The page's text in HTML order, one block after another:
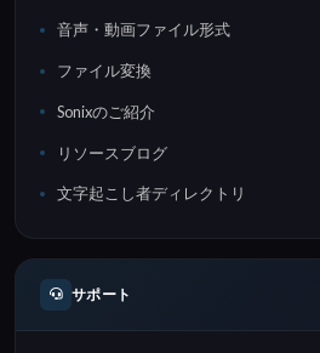
音声・動画ファイル形式
ファイル変換
Sonixのご紹介
リソースブログ
文字起こし者ディレクトリ
サポート